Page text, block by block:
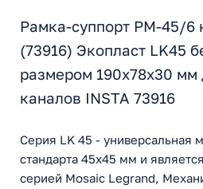
Рамка-суппорт PM-45/6
(73916) Экопласт LK45
размером 190х78х30 мм
каналов INSTA 73916
Серия LK 45 - универсальная
стандарта 45х45 мм и
серией Mosaic Legrand,